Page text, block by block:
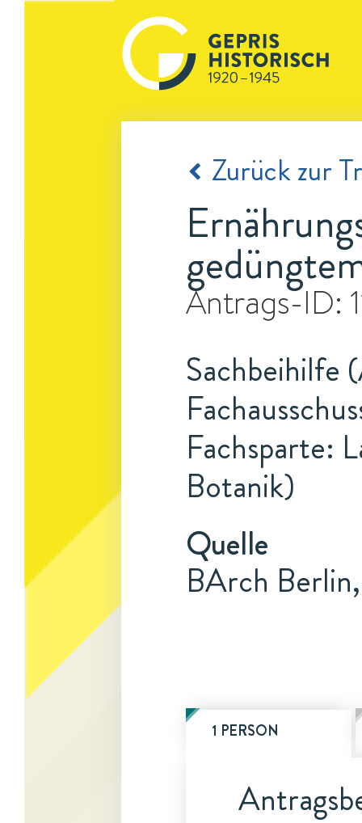
Zurück zur
Antrags-ID:
Sachbeihilfe
Fachsparte:
Botanik)
Quelle
BArch
1 PERSON